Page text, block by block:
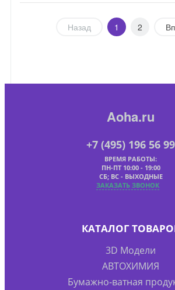
Назад 1 2
Aoha.ru
+7 (495) 196 56 99
ВРЕМЯ РАБОТЫ:
ПН-ПТ 10:00 - 19:00
СБ; ВС - ВЫХОДНЫЕ
ЗАКАЗАТЬ ЗВОНОК
КАТАЛОГ
3D Модели
АВТОХИМИЯ
Бумажно-ватная